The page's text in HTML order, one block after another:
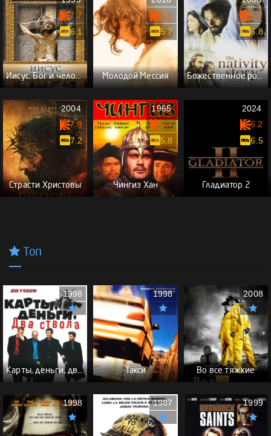
Иисус. Бог и человек
7.7
6.1
Молодой Мессия
6.2
5.7
Божественное рождение
7.1
6.8
Страсти Христовы
2004
7.9
7.2
Чингиз Хан
1965
5.4
5.8
Гладиатор 2
2024
6.2
6.5
Топ
Карты, деньги, два ствола - (Перевод Гоблина)
1998
Такси
1998
Во все тяжкие
2008
1998 1987 1999